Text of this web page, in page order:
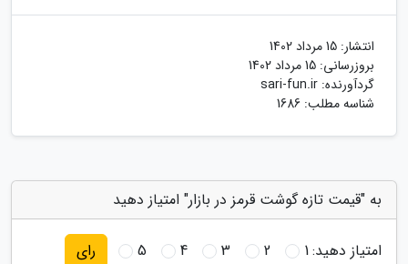
انتشار: 15 مرداد 1402
بروزرسانی: 15 مرداد 1402
گردآورنده: sari-fun.ir
شناسه مطلب: 1686
به "قیمت تازه گوشت قرمز در بازار" امتیاز دهید
امتیاز دهید:1
2
3
4
5 رای